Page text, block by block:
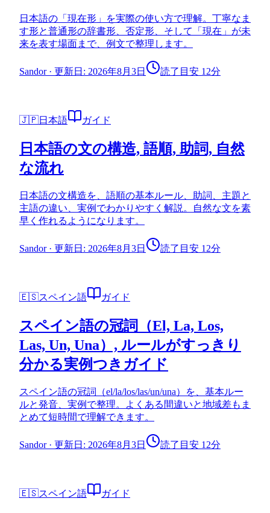
日本語の「現在形」を実際の使い方で理解。丁寧なま
す形と普通形の辞書形、否定形、そして「現在」が未
来を表す場面まで、例文で整理します。
Sandor· 更新日: 2026年8月3日 読了目安 12分
🇯🇵日本語 ガイド
日本語の文の構造, 語順, 助詞, 自然
な流れ
日本語の文構造を、語順の基本ルール、助詞、主題と
主語の違い、実例でわかりやすく解説。自然な文を素
早く作れるようになります。
Sandor· 更新日: 2026年8月3日 読了目安 12分
🇪🇸スペイン語 ガイド
スペイン語の冠詞（El, La, Los,
Las, Un, Una）, ルールがすっきり
分かる実例つきガイド
スペイン語の冠詞（el/la/los/las/un/una）を、基本ルー
ルと発音、実例で整理。よくある間違いと地域差もま
とめて短時間で理解できます。
Sandor· 更新日: 2026年8月3日 読了目安 12分
🇪🇸スペイン語 ガイド